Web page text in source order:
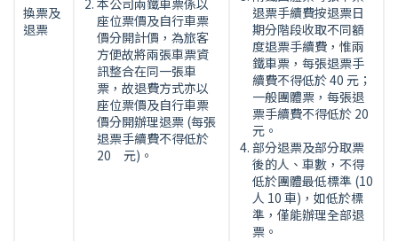
換票及
退票
座位票價及自行車票
價分開計價，為旅客
方便故將兩張車票資
訊整合在同一張車
票，故退費方式亦以
座位票價及自行車票
價分開辦理退票 (每張
退票手續費不得低於
20 元)。
退票手續費按退票日
期分階段收取不同額
度退票手續費，惟兩
鐵車票，每張退票手
續費不得低於 40 元；
一般團體票，每張退
票手續費不得低於 20
元。
部分退票及部分取票
後的人、車數，不得
低於團體最低標準 (10
人 10 車)，如低於標
準，僅能辦理全部退
票。